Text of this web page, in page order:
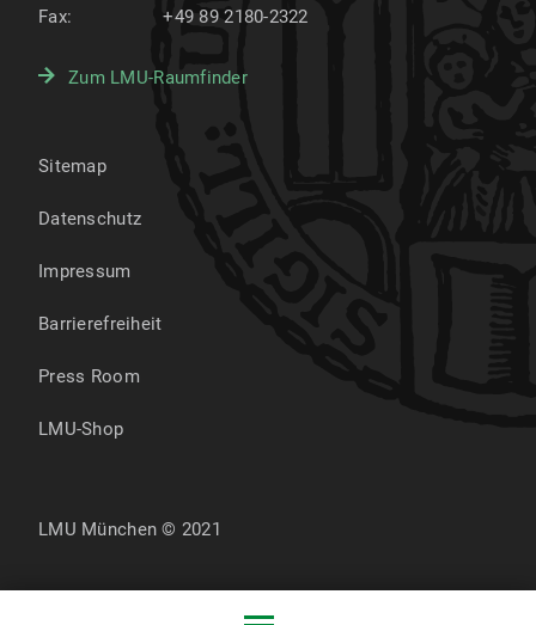
Fax:
+49 89 2180-2322
Zum LMU-Raumfinder
Sitemap
Datenschutz
Impressum
Barrierefreiheit
Press Room
LMU-Shop
LMU München © 2021